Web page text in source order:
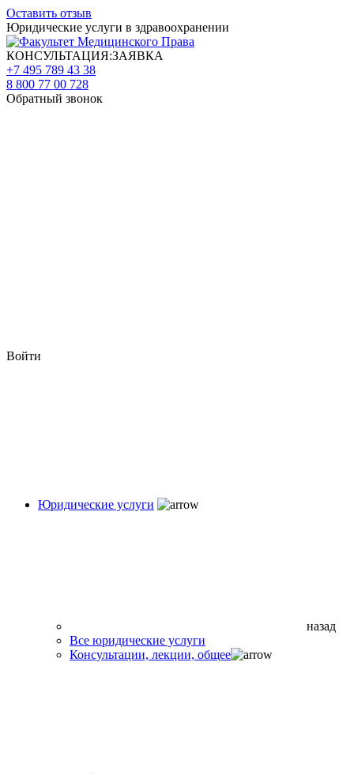
Оставить отзыв
Юридические услуги в здравоохранении
КОНСУЛЬТАЦИЯ:ЗАЯВКА
+7 495 789 43 38
8 800 77 00 728
Обратный звонок
Войти
Юридические услуги
назад
Все юридические услуги
Консультации, лекции, общее